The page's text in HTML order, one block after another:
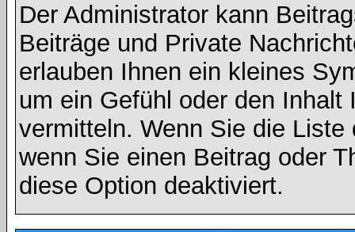
Der Administrator kann
Beiträge und Private
erlauben Ihnen ein kleines
um ein Gefühl oder den
vermitteln. Wenn Sie die
wenn Sie einen Beitrag oder
diese Option deaktiviert.